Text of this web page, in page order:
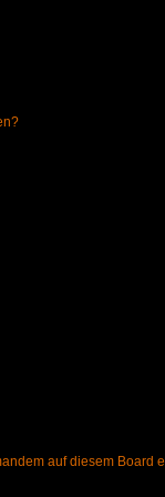
auf diesem Board